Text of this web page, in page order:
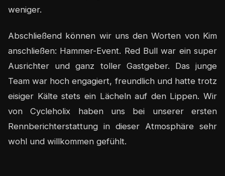
weniger.
Abschließend können wir uns den Worten von Kim
anschließen: Hammer-Event. Red Bull war ein super
Ausrichter und ganz toller Gastgeber. Das junge
Team war hoch engagiert, freundlich und hatte trotz
eisiger Kälte stets ein Lächeln auf den Lippen. Wir
von Cycleholix haben uns bei unserer ersten
Rennberichterstattung in dieser Atmosphäre sehr
wohl und willkommen gefühlt.